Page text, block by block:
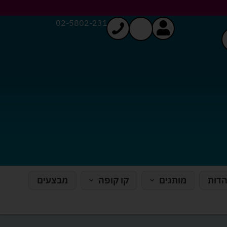
02-5802-231
מותגים קו קופה
מבצעים